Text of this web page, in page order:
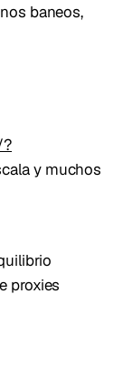
baneos,
y muchos
proxies